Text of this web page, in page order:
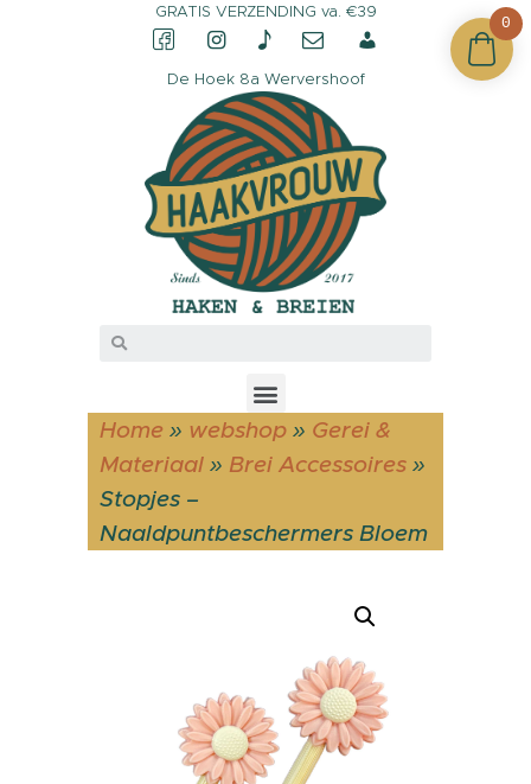
GRATIS VERZENDING va. €39
De Hoek 8a Wervershoof
Home » webshop » Gerei &
Materiaal » Brei Accessoires »
Stopjes –
Naaldpuntbeschermers Bloem
CONTACT &
OPENINGSTIJDEN
OVER HAAKVROUW
MIJN ACCOUNT
0